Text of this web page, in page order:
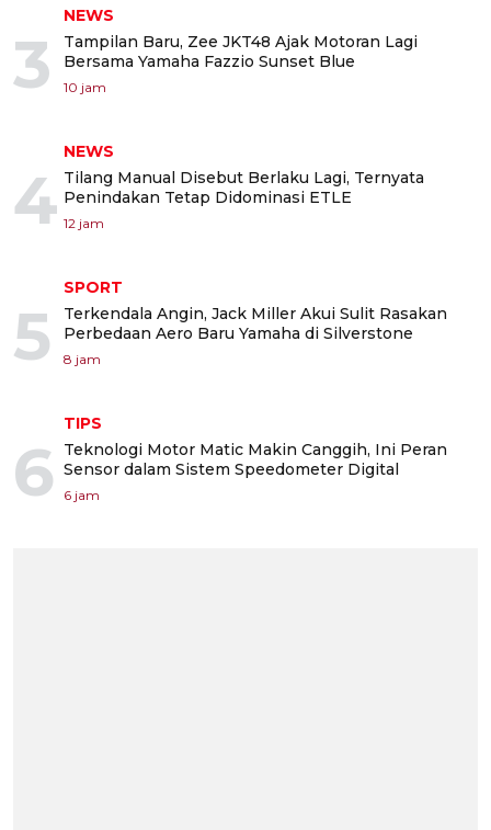
3
NEWS
Tampilan Baru, Zee JKT48 Ajak Motoran Lagi
Bersama Yamaha Fazzio Sunset Blue
10 jam
4
NEWS
Tilang Manual Disebut Berlaku Lagi, Ternyata
Penindakan Tetap Didominasi ETLE
12 jam
5
SPORT
Terkendala Angin, Jack Miller Akui Sulit Rasakan
Perbedaan Aero Baru Yamaha di Silverstone
8 jam
6
TIPS
Teknologi Motor Matic Makin Canggih, Ini Peran
Sensor dalam Sistem Speedometer Digital
6 jam